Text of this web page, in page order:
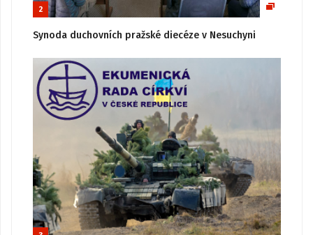
2
Synoda duchovních pražské diecéze v Nesuchyni